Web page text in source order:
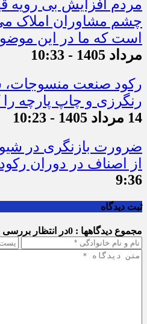
مردم افزایش بی رویه
چشم مشاوران املاک
است که ما در این
مرداد 1405 - 10:33
رکود صنعت
رنگرزی و چاپ پارچه
14 مرداد 1405 - 10:23
ضرورت بازنگری در
از اصناف در دوران رکود
9:36
ثبت دیدگاه
مجموع دیدگاهها : 0 در انتظار بررسی :